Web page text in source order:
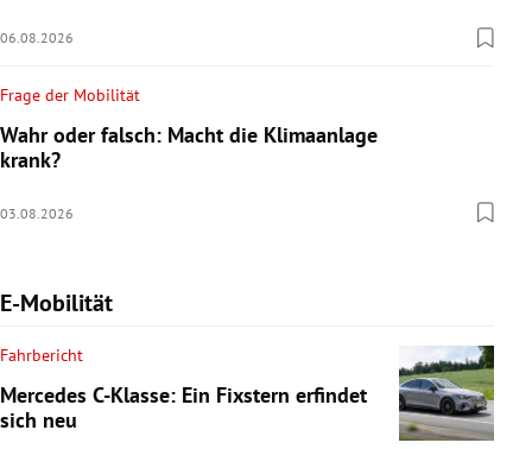
06.08.2026
Frage der Mobilität
Wahr oder falsch: Macht die Klimaanlage
krank?
03.08.2026
E-Mobilität
Fahrbericht
Mercedes C-Klasse: Ein Fixstern erfindet
sich neu